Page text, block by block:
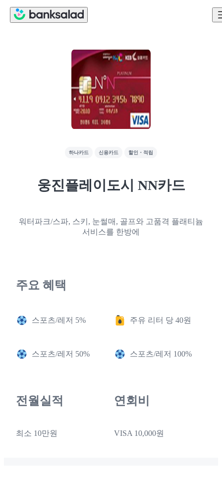
하나카드 신용카드 할인・적립
웅진플레이도시 NN카드
워터파크/스파, 스키, 눈썰매, 골프와 고품격 플래티늄
서비스를 한방에
주요 혜택
스포츠/레저 5% 주유 리터 당 40원
스포츠/레저 50% 스포츠/레저 100%
전월실적
최소 10만원
연회비
VISA 10,000원